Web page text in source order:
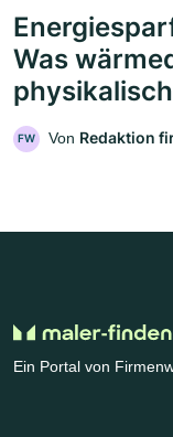
Was
FW Von Redaktion
Ein Portal von